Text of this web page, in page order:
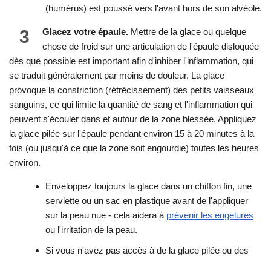
(humérus) est poussé vers l'avant hors de son alvéole.
3 Glacez votre épaule. Mettre de la glace ou quelque
chose de froid sur une articulation de l'épaule disloquée
dès que possible est important afin d'inhiber l'inflammation, qui
se traduit généralement par moins de douleur. La glace
provoque la constriction (rétrécissement) des petits vaisseaux
sanguins, ce qui limite la quantité de sang et l'inflammation qui
peuvent s'écouler dans et autour de la zone blessée. Appliquez
la glace pilée sur l'épaule pendant environ 15 à 20 minutes à la
fois (ou jusqu'à ce que la zone soit engourdie) toutes les heures
environ.
Enveloppez toujours la glace dans un chiffon fin, une
serviette ou un sac en plastique avant de l'appliquer
sur la peau nue - cela aidera à prévenir les engelures
ou l'irritation de la peau.
Si vous n'avez pas accès à de la glace pilée ou des